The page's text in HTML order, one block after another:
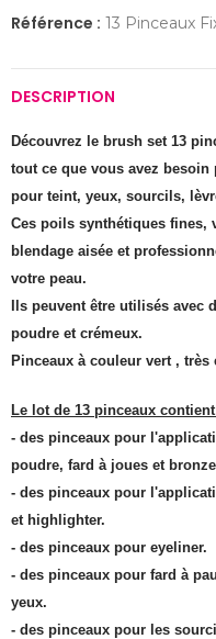
Référence : 13 Pinceaux
DESCRIPTION
Découvrez le brush set 13
tout ce que vous avez
pour teint, yeux, sourcils,
Ces poils synthétiques fines,
blendage aisée et
votre peau.
Ils peuvent être utilisés
poudre et crémeux.
Pinceaux à couleur vert , très
Le lot de 13 pinceaux
- des pinceaux pour
poudre, fard à joues et
- des pinceaux pour
et highlighter.
- des pinceaux pour eyeliner.
- des pinceaux pour fard à
yeux.
- des pinceaux pour les